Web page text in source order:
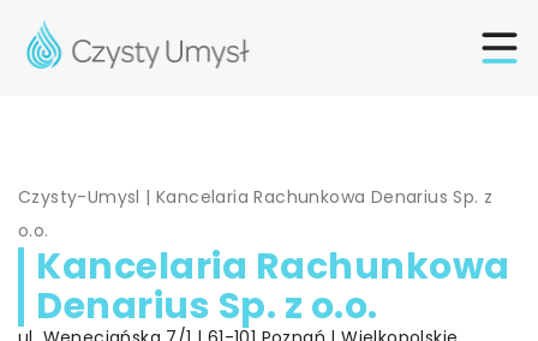
Czysty-Umysl |Kancelaria Rachunkowa Denarius Sp. z
o.o.
Kancelaria Rachunkowa
Denarius Sp. z o.o.